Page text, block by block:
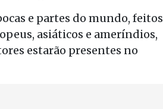
e partes do mundo, feitos
asiáticos e ameríndios,
estarão presentes no